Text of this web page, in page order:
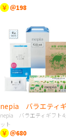
￥ ＠198
nepia バラエティギフト4
ット
￥ ＠680